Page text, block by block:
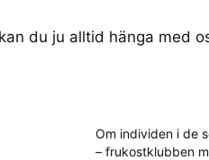
du ju alltid hänga med
Om individen i de
– frukostklubben